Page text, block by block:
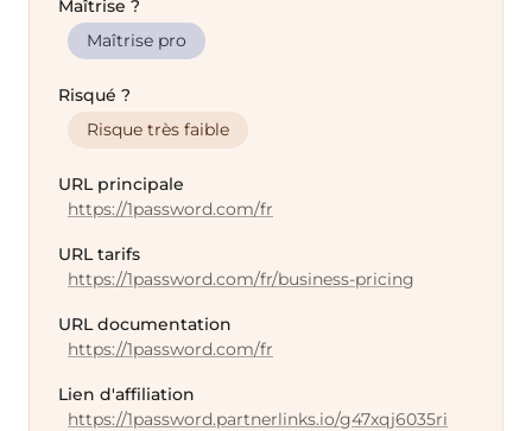
Maîtrise ?
Maîtrise pro
Risqué ?
Risque très faible
URL principale
https://1password.com/fr
URL tarifs
https://1password.com/fr/business-pricing
URL documentation
https://1password.com/fr
Lien d'affiliation
https://1password.partnerlinks.io/g47xqj6035ri